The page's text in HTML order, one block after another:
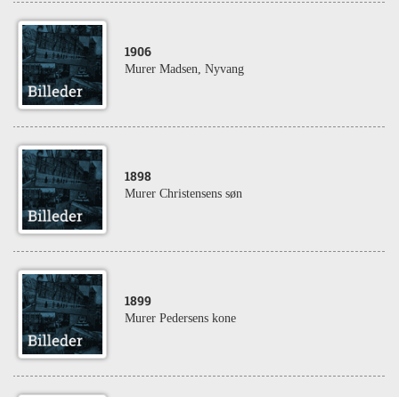
1906
Murer Madsen, Nyvang
1898
Murer Christensens søn
1899
Murer Pedersens kone